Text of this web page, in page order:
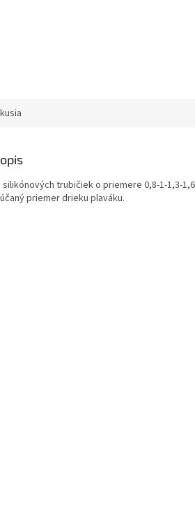
silikónových trubičiek o priemere 0,8-1-1,3-
priemer drieku plaváku.